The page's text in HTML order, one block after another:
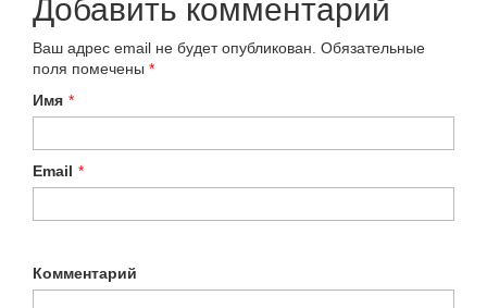
Добавить комментарий
Ваш адрес email не будет опубликован. Обязательные
поля помечены *
Имя *
Email *
Комментарий